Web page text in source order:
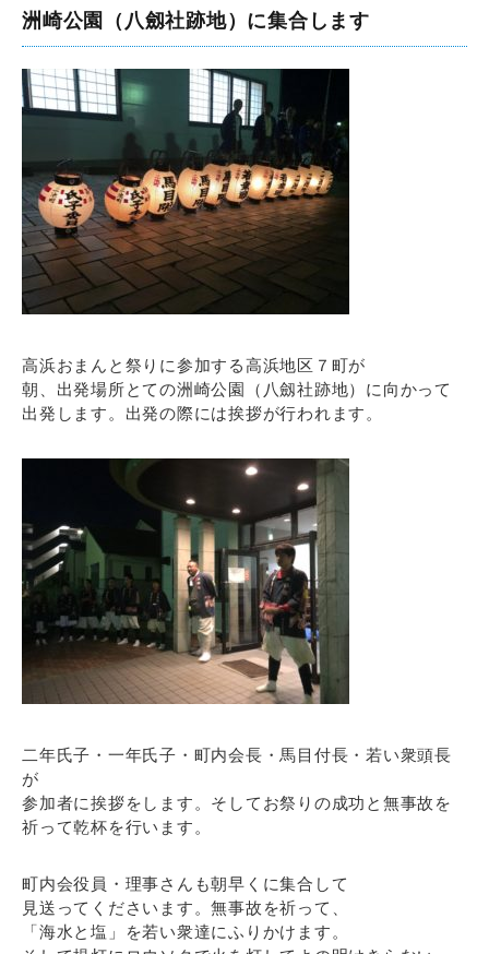
洲崎公園（八劔社跡地）に集合します
高浜おまんと祭りに参加する高浜地区７町が
朝、出発場所とての洲崎公園（八劔社跡地）に向かって
出発します。出発の際には挨拶が行われます。
二年氏子・一年氏子・町内会長・馬目付長・若い衆頭長
が
参加者に挨拶をします。そしてお祭りの成功と無事故を
祈って乾杯を行います。
町内会役員・理事さんも朝早くに集合して
見送ってくださいます。無事故を祈って、
「海水と塩」を若い衆達にふりかけます。